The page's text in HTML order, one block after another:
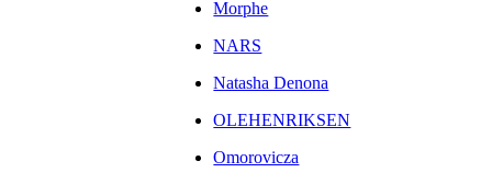
Morphe
NARS
Natasha Denona
OLEHENRIKSEN
Omorovicza